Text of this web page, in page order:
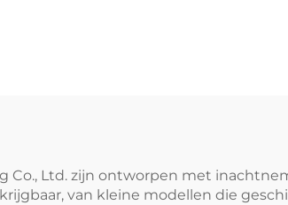
Co., Ltd. zijn ontworpen met
van kleine modellen die